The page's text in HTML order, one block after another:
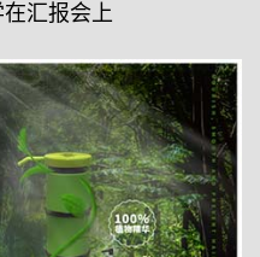
汇报会上